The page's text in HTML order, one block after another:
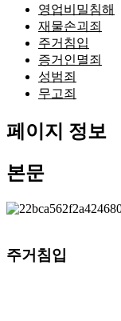
영업비밀침해
재물손괴죄
주거침입
증거인멸죄
성범죄
무고죄
페이지 정보
본문
주거침입